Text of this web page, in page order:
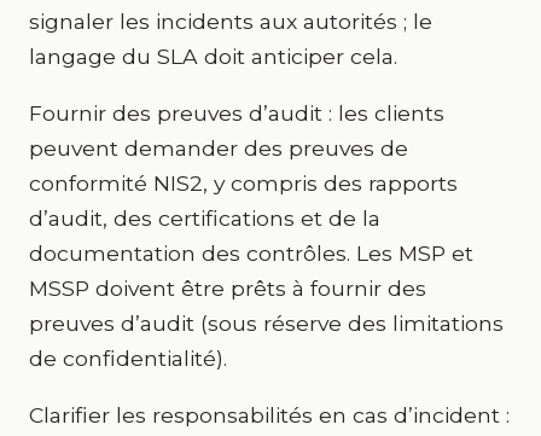
signaler les incidents aux autorités ; le
langage du SLA doit anticiper cela.
Fournir des preuves d’audit : les clients
peuvent demander des preuves de
conformité NIS2, y compris des rapports
d’audit, des certifications et de la
documentation des contrôles. Les MSP et
MSSP doivent être prêts à fournir des
preuves d’audit (sous réserve des limitations
de confidentialité).
Clarifier les responsabilités en cas d’incident :